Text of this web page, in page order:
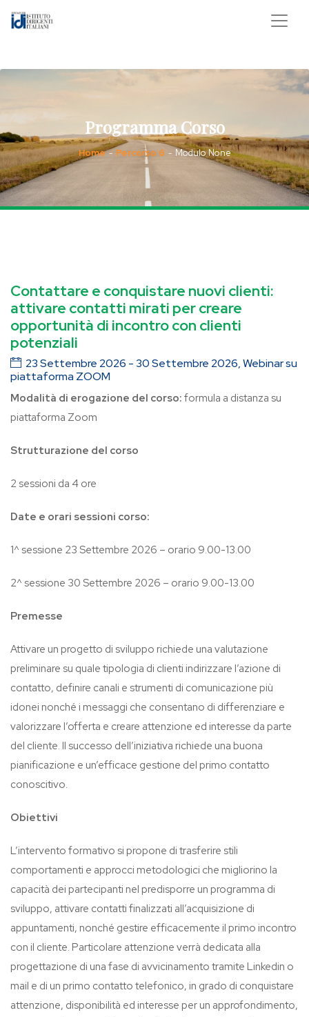
Programma Corso
Home - Percorso 6 - Modulo None
Contattare e conquistare nuovi clienti:
attivare contatti mirati per creare
opportunità di incontro con clienti
potenziali
23 Settembre 2026 - 30 Settembre 2026, Webinar su
piattaforma ZOOM
Modalità di erogazione del corso: formula a distanza su
piattaforma Zoom
Strutturazione del corso
2 sessioni da 4 ore
Date e orari sessioni corso:
1^ sessione 23 Settembre 2026 – orario 9.00-13.00
2^ sessione 30 Settembre 2026 – orario 9.00-13.00
Premesse
Attivare un progetto di sviluppo richiede una valutazione
preliminare su quale tipologia di clienti indirizzare l’azione di
contatto, definire canali e strumenti di comunicazione più
idonei nonché i messaggi che consentano di differenziare e
valorizzare l’offerta e creare attenzione ed interesse da parte
del cliente. Il successo dell’iniziativa richiede una buona
pianificazione e un’efficace gestione del primo contatto
conoscitivo.
Obiettivi
L’intervento formativo si propone di trasferire stili
comportamenti e approcci metodologici che migliorino la
capacità dei partecipanti nel predisporre un programma di
sviluppo, attivare contatti finalizzati all’acquisizione di
appuntamenti, nonché gestire efficacemente il primo incontro
con il cliente. Particolare attenzione verrà dedicata alla
progettazione di una fase di avvicinamento tramite Linkedin o
mail e di un primo contatto telefonico, in grado di conquistare
attenzione, disponibilità ed interesse per un approfondimento,